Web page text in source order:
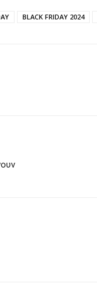
BLACK FRIDAY 2024